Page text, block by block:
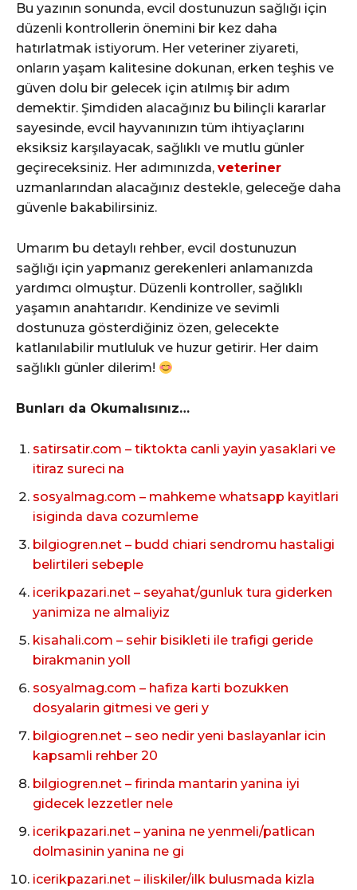
Bu yazının sonunda, evcil dostunuzun sağlığı için
düzenli kontrollerin önemini bir kez daha
hatırlatmak istiyorum. Her veteriner ziyareti,
onların yaşam kalitesine dokunan, erken teşhis ve
güven dolu bir gelecek için atılmış bir adım
demektir. Şimdiden alacağınız bu bilinçli kararlar
sayesinde, evcil hayvanınızın tüm ihtiyaçlarını
eksiksiz karşılayacak, sağlıklı ve mutlu günler
geçireceksiniz. Her adımınızda, veteriner
uzmanlarından alacağınız destekle, geleceğe daha
güvenle bakabilirsiniz.
Umarım bu detaylı rehber, evcil dostunuzun
sağlığı için yapmanız gerekenleri anlamanızda
yardımcı olmuştur. Düzenli kontroller, sağlıklı
yaşamın anahtarıdır. Kendinize ve sevimli
dostunuza gösterdiğiniz özen, gelecekte
katlanılabilir mutluluk ve huzur getirir. Her daim
sağlıklı günler dilerim!
Bunları da Okumalısınız…
satirsatir.com – tiktokta canli yayin yasaklari ve
itiraz sureci na
sosyalmag.com – mahkeme whatsapp kayitlari
isiginda dava cozumleme
bilgiogren.net – budd chiari sendromu hastaligi
belirtileri sebeple
icerikpazari.net – seyahat/gunluk tura giderken
yanimiza ne almaliyiz
kisahali.com – sehir bisikleti ile trafigi geride
birakmanin yoll
sosyalmag.com – hafiza karti bozukken
dosyalarin gitmesi ve geri y
bilgiogren.net – seo nedir yeni baslayanlar icin
kapsamli rehber 20
bilgiogren.net – firinda mantarin yanina iyi
gidecek lezzetler nele
icerikpazari.net – yanina ne yenmeli/patlican
dolmasinin yanina ne gi
icerikpazari.net – iliskiler/ilk bulusmada kizla